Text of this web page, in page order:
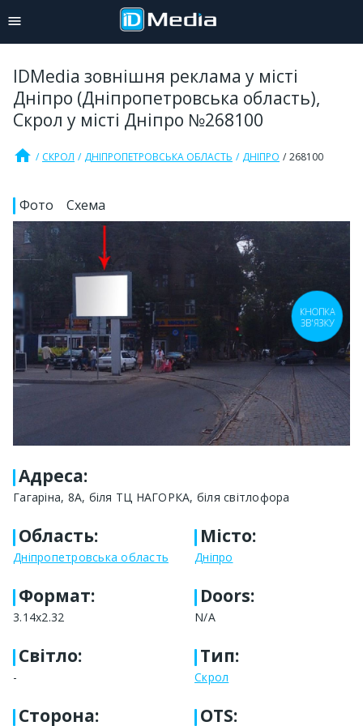
IDMedia зовнішня реклама у місті
Дніпро (Дніпропетровська область),
Скрол у місті Дніпро №268100
home СКРОЛ ДНІПРОПЕТРОВСЬКА ОБЛАСТЬ ДНІПРО 268100
Фото Схема
Адреса:
Гагаріна, 8А, біля ТЦ НАГОРКА, біля світлофора
Область:
Дніпропетровська область
Місто:
Дніпро
Формат:
3.14х2.32
Doors:
N/A
Світло:
-
Тип:
Скрол
Сторона: OTS:
КНОПКА
ЗВ'ЯЗКУ